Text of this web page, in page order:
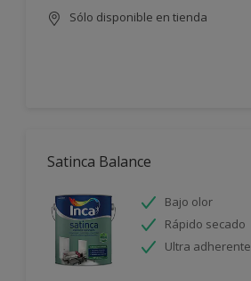
Sólo disponible en tienda
Satinca Balance
Bajo olor
Rápido secado
Ultra adherente